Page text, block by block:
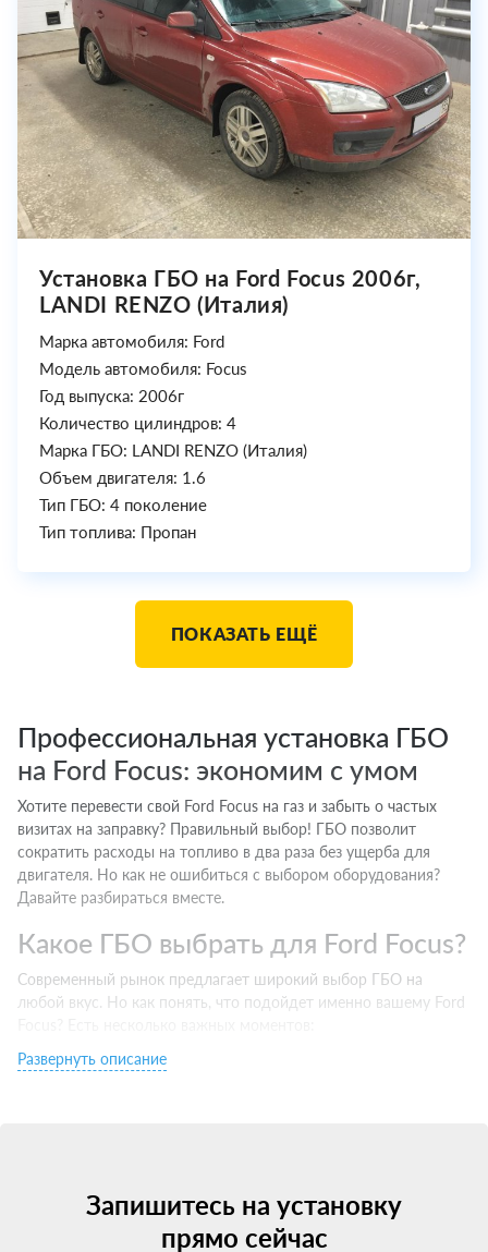
Установка ГБО на Ford Focus 2006г,
LANDI RENZO (Италия)
Марка автомобиля: Ford
Модель автомобиля: Focus
Год выпуска: 2006г
Количество цилиндров: 4
Марка ГБО: LANDI RENZO (Италия)
Объем двигателя: 1.6
Тип ГБО: 4 поколение
Тип топлива: Пропан
ПОКАЗАТЬ ЕЩЁ
Профессиональная установка ГБО
на Ford Focus: экономим с умом
Хотите перевести свой Ford Focus на газ и забыть о частых
визитах на заправку? Правильный выбор! ГБО позволит
сократить расходы на топливо в два раза без ущерба для
двигателя. Но как не ошибиться с выбором оборудования?
Давайте разбираться вместе.
Какое ГБО выбрать для Ford Focus?
Современный рынок предлагает широкий выбор ГБО на
любой вкус. Но как понять, что подойдет именно вашему Ford
Тип двигателя. Инжектор хорошо совместим с 4 поколением,
Цена. Не гонитесь за супер-скидками — экономия на качестве
ГБО может привести к затратным ремонтам. Но проще всего
Развернуть описание
Запишитесь на установку
прямо сейчас